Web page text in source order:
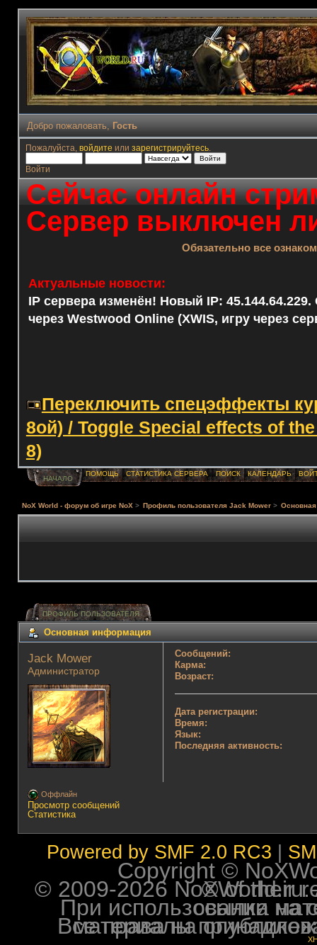
Добро пожаловать, Гость
Пожалуйста, войдите или зарегистрируйтесь.
Войти
Сейчас онлайн
Сервер выключен
Обязательно все
Актуальные новости:
IP сервера изменён! Новый IP: 45.144.64.229.
через Westwood Online (XWIS, игру через
Переключить спецэффекты
8ой) / Toggle Special effects of
8)
НАЧАЛО
ПОМОЩЬ СТАТИСТИКА СЕРВЕРА ПОИСК КАЛЕНДАРЬ
NoX World - форум об игре NoX > Профиль пользователя Jack Mower >
ПРОФИЛЬ ПОЛЬЗОВАТЕЛЯ
Основная информация
Jack Mower
Администратор
Оффлайн
Просмотр сообщений
Статистика
Сообщений:
Карма:
Возраст:
Дата регистрации:
Время:
Язык:
Последняя активность:
Powered by SMF 2.0 RC3
Copyright ©
© 2009-2026 NoXWorld.ru. All
При использовании
Все права на опубликованные на форуме